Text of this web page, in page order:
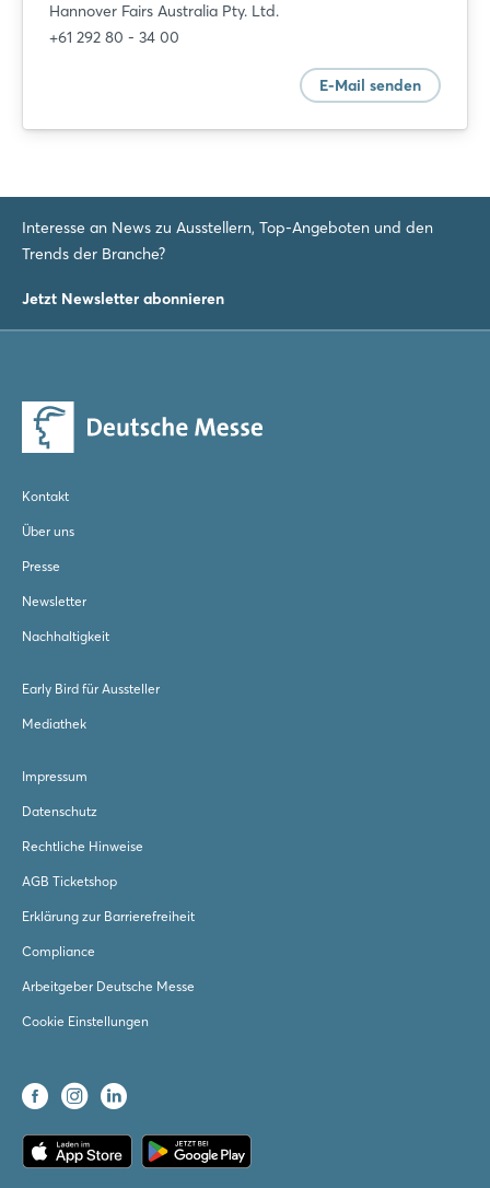
Hannover Fairs Australia Pty. Ltd.
+61 292 80 - 34 00
E-Mail senden
Interesse an News zu Ausstellern, Top-Angeboten und den
Trends der Branche?
Jetzt Newsletter abonnieren
Kontakt
Über uns
Presse
Newsletter
Nachhaltigkeit
Early Bird für Aussteller
Mediathek
Impressum
Datenschutz
Rechtliche Hinweise
AGB Ticketshop
Erklärung zur Barrierefreiheit
Compliance
Arbeitgeber Deutsche Messe
Cookie Einstellungen
Passwort vergessen?